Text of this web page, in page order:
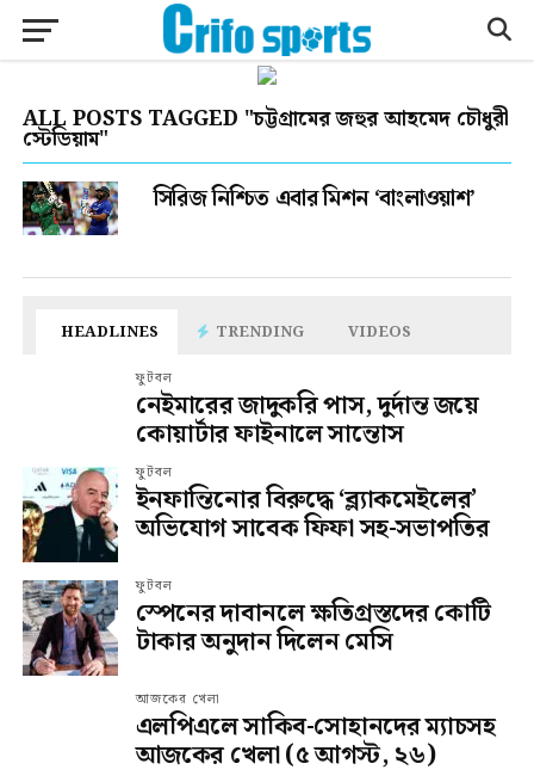
ALL POSTS TAGGED "চট্টগ্রামের জহুর আহমেদ চৌধুরী
স্টেডিয়াম"
সিরিজ নিশ্চিত এবার মিশন ‘বাংলাওয়াশ’
HEADLINES TRENDING VIDEOS
ফুটবল
নেইমারের জাদুকরি পাস, দুর্দান্ত জয়ে
কোয়ার্টার ফাইনালে সান্তোস
ফুটবল
ইনফান্তিনোর বিরুদ্ধে ‘ব্ল্যাকমেইলের’
অভিযোগ সাবেক ফিফা সহ-সভাপতির
ফুটবল
স্পেনের দাবানলে ক্ষতিগ্রস্তদের কোটি
টাকার অনুদান দিলেন মেসি
আজকের খেলা
এলপিএলে সাকিব-সোহানদের ম্যাচসহ
আজকের খেলা (৫ আগস্ট, ২৬)